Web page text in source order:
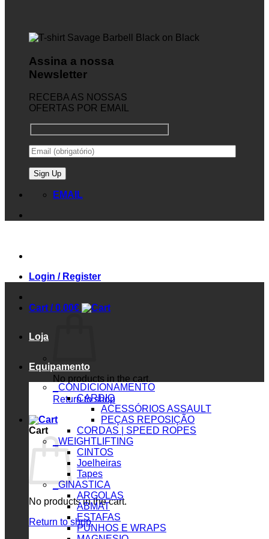
Assina a nossa
Newsletter
RECEBA AS NOSSAS
OFERTAS POR EMAIL
EMAIL
Login / Register
Cart /0.00€
No products in the cart.
Return to shop
Cart
No products in the cart.
Return to shop
Loja
Equipamento
_CONDICIONAMENTO
CARDIO
ACESSÓRIOS ASSAULT
PEÇAS REPOSIÇÃO
CORDAS | SPEED ROPES
_WEIGHTLIFTING
CINTOS
Joelheiras
Tapes
_GINASTICA
ARGOLAS
ABMAT
ESTAFAS
PUNHOS E WRAPS